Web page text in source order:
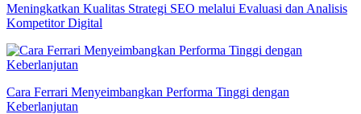
Meningkatkan Kualitas Strategi SEO melalui Evaluasi dan Analisis
Kompetitor Digital
Cara Ferrari Menyeimbangkan Performa Tinggi dengan
Keberlanjutan